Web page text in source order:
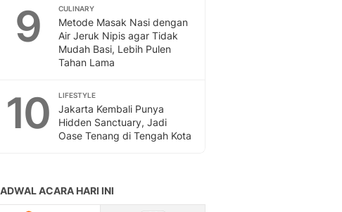
9 CULINARY
Metode Masak Nasi dengan
Air Jeruk Nipis agar Tidak
Mudah Basi, Lebih Pulen
Tahan Lama
10 LIFESTYLE
Jakarta Kembali Punya
Hidden Sanctuary, Jadi
Oase Tenang di Tengah Kota